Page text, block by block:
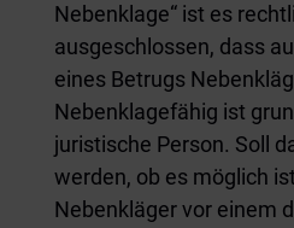
Nebenklage“ ist es
ausgeschlossen, dass
eines Betrugs
Nebenklagefähig ist
juristische Person. Soll
werden, ob es möglich
Nebenkläger vor einem